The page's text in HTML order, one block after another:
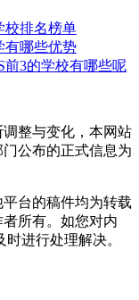
校排名榜单
有哪些优势
前3的学校有哪些呢
调整与变化，本网站
公布的正式信息为
平台的稿件均为转载
所有。如您对内
进行处理解决。